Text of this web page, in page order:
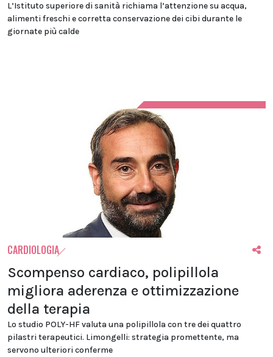
L’Istituto superiore di sanità richiama l’attenzione su acqua,
alimenti freschi e corretta conservazione dei cibi durante le
giornate più calde
CARDIOLOGIA
Scompenso cardiaco, polipillola
migliora aderenza e ottimizzazione
della terapia
Lo studio POLY-HF valuta una polipillola con tre dei quattro
pilastri terapeutici. Limongelli: strategia promettente, ma
servono ulteriori conferme